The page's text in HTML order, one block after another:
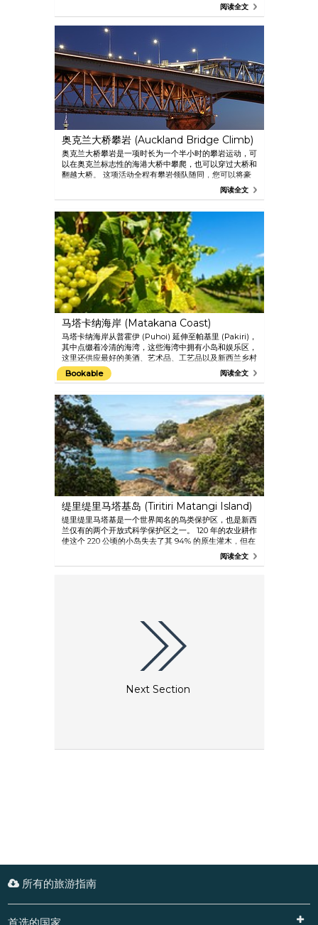
玛塔海港飞跃，获得终生难忘的体验! 每周开放七天。
阅读全文
奥克兰大桥攀岩 (Auckland Bridge Climb)
奥克兰大桥攀岩是一项时长为一个半小时的攀岩运动，可
以在奥克兰标志性的海港大桥中攀爬，也可以穿过大桥和
翻越大桥。 这项活动全程有攀岩领队随同，您可以将豪
拉基海湾、高架桥海港 (Viaduct Harbour) 以及城市的
三百六十度风光一览无余。 您还会听到全面的讲解，涵
纷多彩的秘密。
阅读全文
马塔卡纳海岸 (Matakana Coast)
马塔卡纳海岸从普霍伊 (Puhoi) 延伸至帕基里 (Pakiri)，
其中点缀着冷清的海湾，这些海湾中拥有小岛和娱乐区，
这里还供应最好的美酒、艺术品、工艺品以及新西兰乡村
地区的旅游景点。只需从奥克兰北部驱车一小时即可享受
这一切。 马塔卡纳还旨在成为新西兰第一个“慢食”城镇。
Bookable 阅读全文
缇里缇里马塔基岛 (Tiritiri Matangi Island)
缇里缇里马塔基是一个世界闻名的鸟类保护区，也是新西
兰仅有的两个开放式科学保护区之一。 120 年的农业耕作
使这个 220 公顷的小岛失去了其 94% 的原生灌木，但在
1984 和 1994 年之间，志愿者种植了 250,000 至 300,000
棵树。 该岛现在的森林覆盖率达 60%，剩下的 40% 被
阅读全文
Next Section
所有的旅游指南